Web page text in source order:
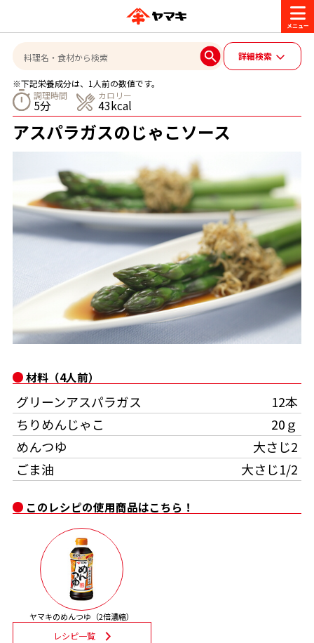
商品情報
ブランド一覧
ヤマキ『めんつゆ』 ヤマキ 割烹白だし
旨さ、別格。だし屋の鍋
サッと鍋®
レシピ
おいしいレシピを探す
おいしいレシピトップ
主食レシピ
主菜レシピ
汁物レシピ
おいしいレシピを商品から探す
かつお節レシピ
めんつゆレシピ
割烹白だしレシピ
レシピ特設サイト
かつお節・だしを楽しむ
かつお節・だしを知る
だしの取り方
かつお節の削り方
かつお節・だしをもっと知る
かつお節・だしを楽しむ
だしコミュ
CM・キャンペーン
CM
キャンペーン一覧
企業・採用情報
- 百年対話
採用情報
- ジョブリターン制
ヤマキお客様相談室
オンラインショップ
Global
詳細検索
※下記栄養成分は、1人前の数値です。
調理時間
5分
カロリー
43kcal
アスパラガスのじゃこソース
このレシピの使用商品はこちら！
ヤマキのめんつゆ（2倍濃縮）
レシピ一覧
材料（4人前）
グリーンアスパラガス
12本
ちりめんじゃこ
20ｇ
めんつゆ
大さじ2
ごま油
大さじ1/2